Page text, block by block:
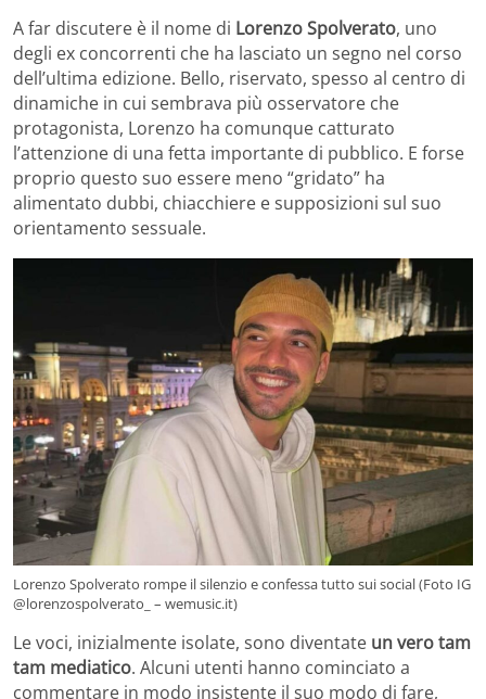
A far discutere è il nome di Lorenzo Spolverato, uno
degli ex concorrenti che ha lasciato un segno nel corso
dell’ultima edizione. Bello, riservato, spesso al centro di
dinamiche in cui sembrava più osservatore che
protagonista, Lorenzo ha comunque catturato
l’attenzione di una fetta importante di pubblico. E forse
proprio questo suo essere meno “gridato” ha
alimentato dubbi, chiacchiere e supposizioni sul suo
orientamento sessuale.
Lorenzo Spolverato rompe il silenzio e confessa tutto sui social (Foto IG
@lorenzospolverato_ – wemusic.it)
Le voci, inizialmente isolate, sono diventate un vero tam
tam mediatico. Alcuni utenti hanno cominciato a
commentare in modo insistente il suo modo di fare,